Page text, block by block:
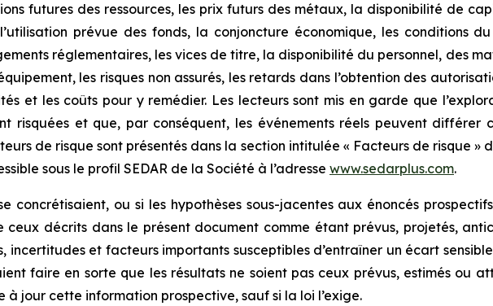
futures des ressources, les prix futurs des métaux, la disponibilité de
prévue des fonds, la conjoncture économique, les conditions
réglementaires, les vices de titre, la disponibilité du personnel, des
les risques non assurés, les retards dans l’obtention des
et les coûts pour y remédier. Les lecteurs sont mis en garde que
risquées et que, par conséquent, les événements réels peuvent différer
de risque sont présentés dans la section intitulée « Facteurs de risque
sous le profil SEDAR de la Société à l’adresse www.sedarplus.com.
concrétisaient, ou si les hypothèses sous-jacentes aux énoncés
décrits dans le présent document comme étant prévus, projetés,
et facteurs importants susceptibles d’entraîner un écart
faire en sorte que les résultats ne soient pas ceux prévus, estimés ou
à jour cette information prospective, sauf si la loi l’exige.